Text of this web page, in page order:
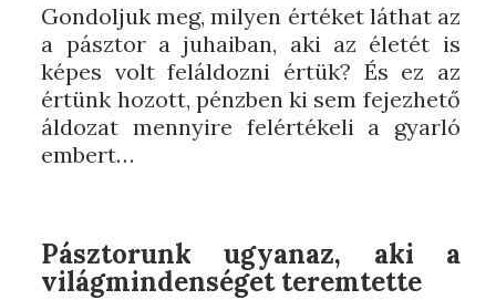
Gondoljuk meg, milyen értéket láthat az
a pásztor a juhaiban, aki az életét is
képes volt feláldozni értük? És ez az
értünk hozott, pénzben ki sem fejezhető
áldozat mennyire felértékeli a gyarló
embert…
Pásztorunk ugyanaz, aki a
világmindenséget teremtette